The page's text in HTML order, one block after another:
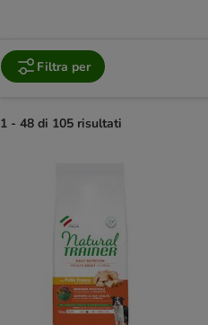
Filtra per
1 - 48 di 105 risultati